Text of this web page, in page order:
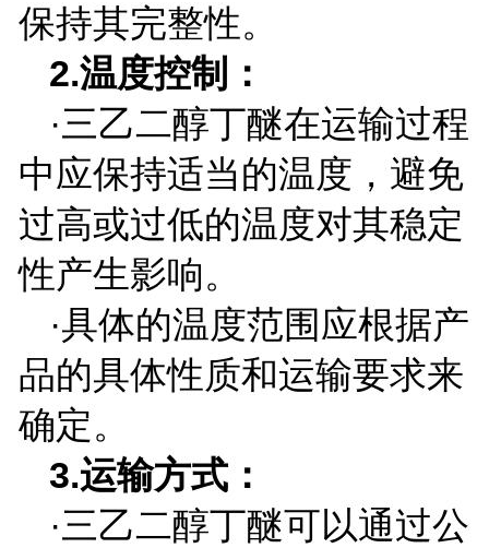
保持其完整性。
2.温度控制：
·三乙二醇丁醚在运输过程
中应保持适当的温度，避免
过高或过低的温度对其稳定
性产生影响。
·具体的温度范围应根据产
品的具体性质和运输要求来
确定。
3.运输方式：
·三乙二醇丁醚可以通过公